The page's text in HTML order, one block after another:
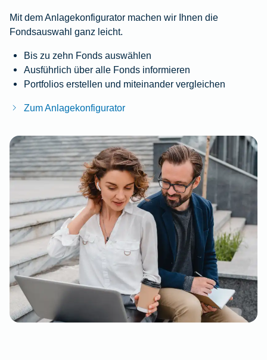
Mit dem Anlagekonfigurator machen wir Ihnen die
Fondsauswahl ganz leicht.
Bis zu zehn Fonds auswählen
Ausführlich über alle Fonds informieren
Portfolios erstellen und miteinander vergleichen
Zum Anlagekonfigurator